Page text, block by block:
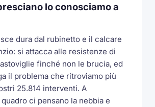
lo conosciamo a
dura dal rubinetto e il calcare
si attacca alle resistenze di
finché non le brucia, ed
il problema che ritroviamo più
25.814 interventi. A
ci pensano la nebbia e